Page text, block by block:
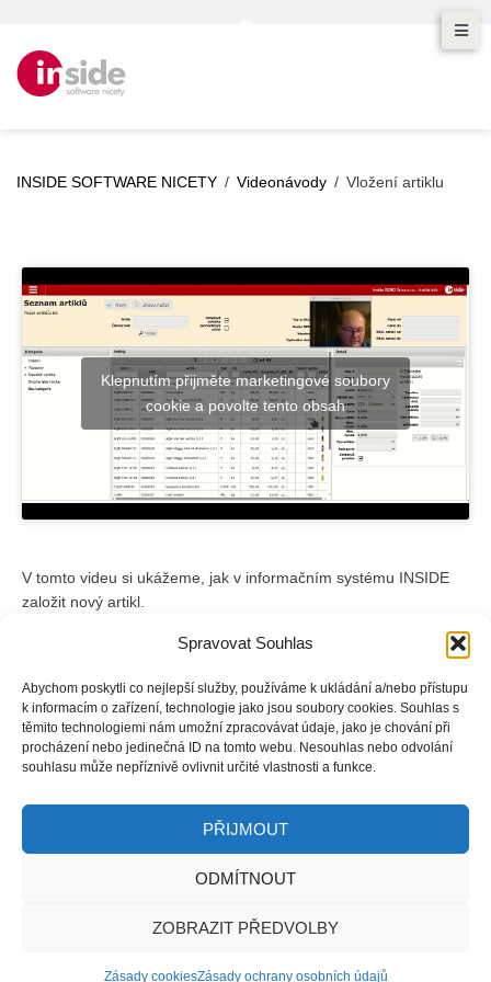
Spravovat Souhlas
Abychom poskytli co nejlepší služby, používáme k ukládání a/nebo přístupu
k informacím o zařízení, technologie jako jsou soubory cookies. Souhlas s
těmito technologiemi nám umožní zpracovávat údaje, jako je chování při
procházení nebo jedinečná ID na tomto webu. Nesouhlas nebo odvolání
souhlasu může nepříznivě ovlivnit určité vlastnosti a funkce.
PŘIJMOUT
ODMÍTNOUT
ZOBRAZIT PŘEDVOLBY
Zásady cookiesZásady ochrany osobních údajů
INSIDE SOFTWARE NICETY / Videonávody / Vložení artiklu
Klepnutím přijměte marketingové soubory
cookie a povolte tento obsah
V tomto videu si ukážeme, jak v informačním systému INSIDE
založit nový artikl.
Artikl je položka, která vstupuje do dokladu (výrobek, materiál,
Naučíte se, kde najít potřebná pole a jaké údaje je třeba vyplnit
pro úspěšné založení nového artiklu.